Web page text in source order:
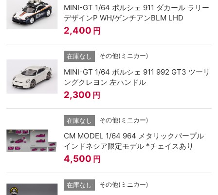
MINI-GT 1/64 ポルシェ 911 ダカール ラリー
デザインP WH/ゲンチアンBLM LHD
2,400 円
在庫なし その他(ミニカー)
MINI-GT 1/64 ポルシェ 911 992 GT3 ツーリ
ングクレヨン 左ハンドル
2,300 円
在庫なし その他(ミニカー)
CM MODEL 1/64 964 メタリックパープル
インドネシア限定モデル *チェイスあり
4,500 円
在庫なし その他(ミニカー)